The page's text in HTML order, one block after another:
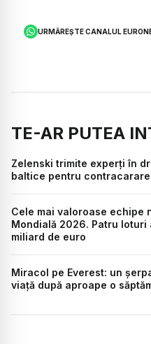
URMĂREȘTE CANALUL
TE-AR PUTEA
Zelenski trimite experți în
baltice pentru
Cele mai valoroase echipe
Mondială 2026. Patru loturi
miliard de euro
Miracol pe Everest: un
viață după aproape o